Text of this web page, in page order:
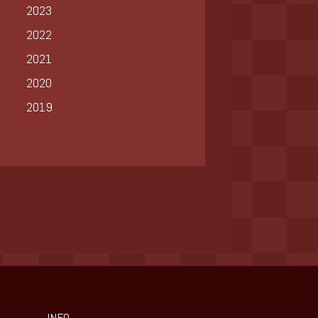
2023
2022
2021
2020
2019